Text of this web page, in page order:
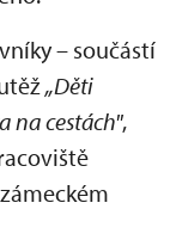
– součástí
„Děti
na cestách",